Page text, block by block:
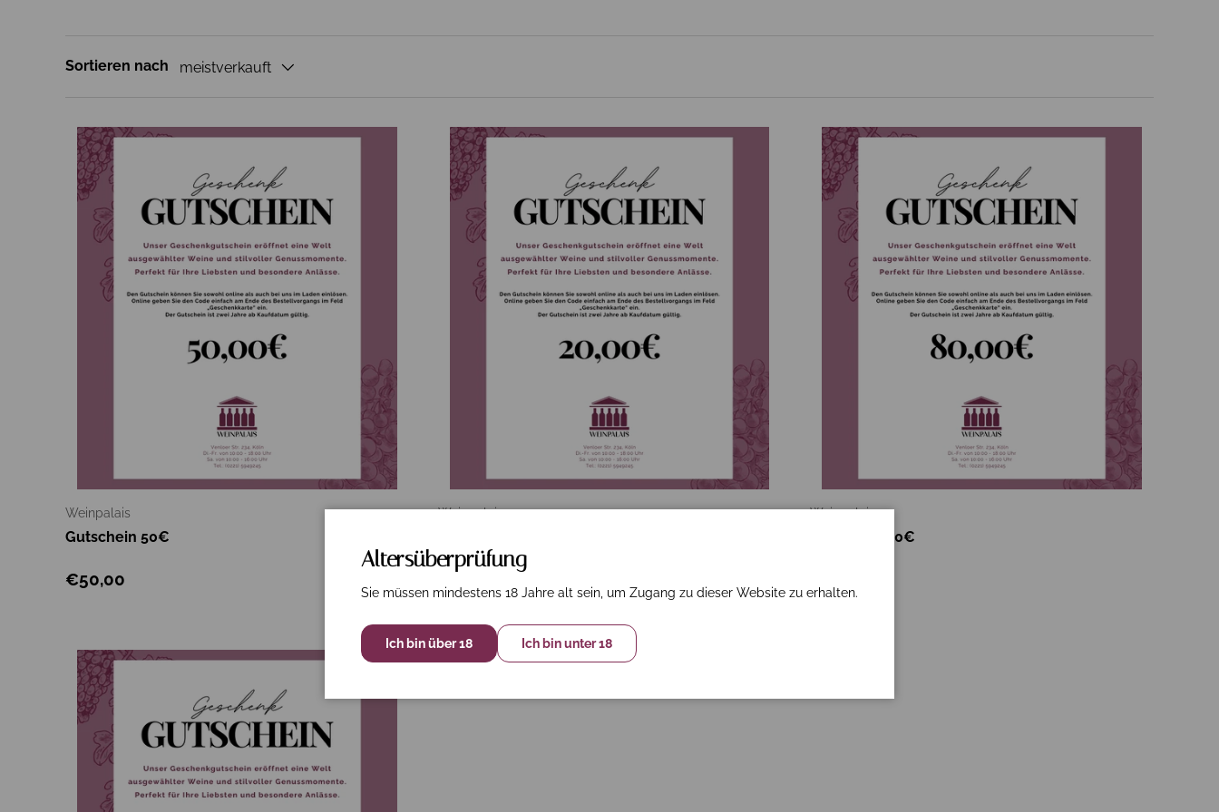
Sortieren nach meistverkauft
Weinpalais
Gutschein 50€
€50,00
Optionen auswählen
Weinpalais
Optionen auswählen
Weinpalais
Gutschein 80€
Optionen
Altersüberprüfung
Sie müssen mindestens 18 Jahre alt sein, um Zugang zu dieser Website zu erhalten.
Ich bin über 18 Ich bin unter 18